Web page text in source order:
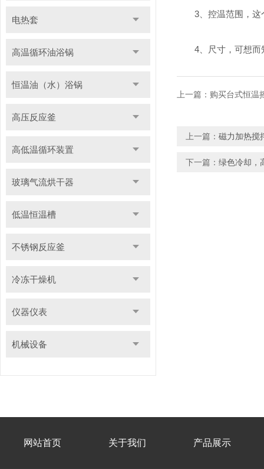
电热套
高温循环油浴锅
恒温油（水）浴锅
高压反应釜
高低温循环装置
玻璃气流烘干器
低温恒温槽
不锈钢反应釜
冷冻干燥机
仪器仪表
机械设备
3、控温范围，这个
4、尺寸，可想而知
上一篇：购买台式恒
上一篇： 磁力加热搅
下一篇： 绿色冷却，
网站首页 关于我们 产品展示